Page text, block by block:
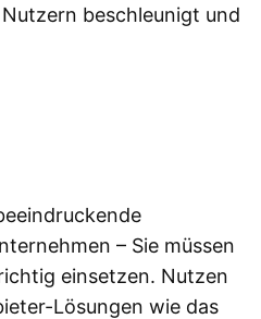
beschleunigt und
– Sie müssen
einsetzen. Nutzen
Lösungen wie das